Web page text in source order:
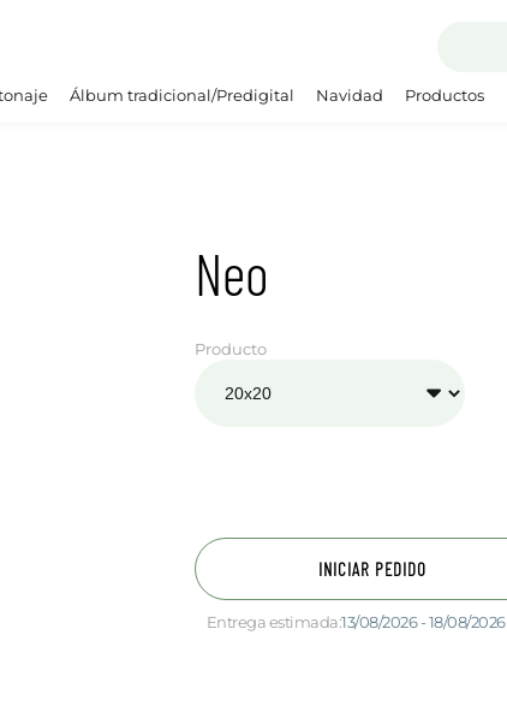
Álbum tradicional/Predigital Navidad Productos
Neo
Producto
INICIAR PEDIDO
Entrega estimada:13/08/2026 - 18/08/2026